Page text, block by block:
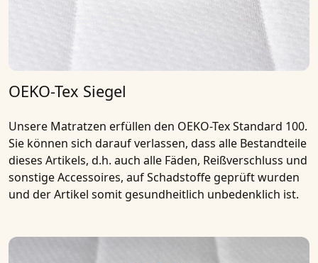
OEKO-Tex Siegel
Unsere Matratzen erfüllen den OEKO-Tex Standard 100.
Sie können sich darauf verlassen, dass alle Bestandteile
dieses Artikels, d.h. auch alle Fäden, Reißverschluss und
sonstige Accessoires, auf Schadstoffe geprüft wurden
und der Artikel somit gesundheitlich unbedenklich ist.